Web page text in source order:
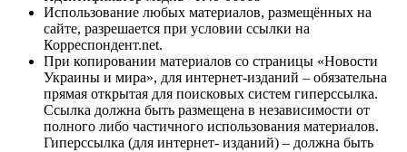
Использование любых материалов, размещённых на
сайте, разрешается при условии ссылки на
Корреспондент.net.
При копировании материалов со страницы «Новости
Украины и мира», для интернет-изданий – обязательна
прямая открытая для поисковых систем гиперссылка.
Ссылка должна быть размещена в независимости от
полного либо частичного использования материалов.
Гиперссылка (для интернет- изданий) – должна быть